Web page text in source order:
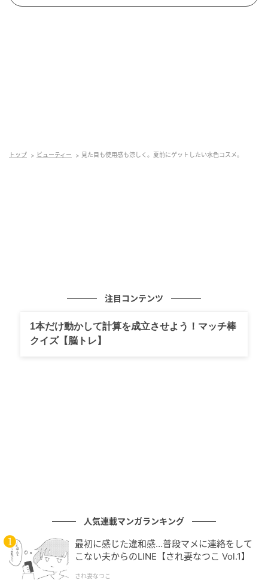
グレイッシュな色調にさまざまなパールが煌めき、肌
オイルとバームのハイブリッド、かつ冷感テクスチャ
ー。唇のpHで自然な赤みに発色し、繊細なシマーパー
ルがちらり。
トップ ビューティー 見た目も使用感も涼しく。夏前にゲットしたい水色コスメ。
注目コンテンツ
1本だけ動かして計算を成立させよう！マッチ棒
クイズ【脳トレ】
人気連載マンガランキング
最初に感じた違和感…普段マメに連絡をして
こない夫からのLINE【され妻なつこ Vol.1】
され妻なつこ